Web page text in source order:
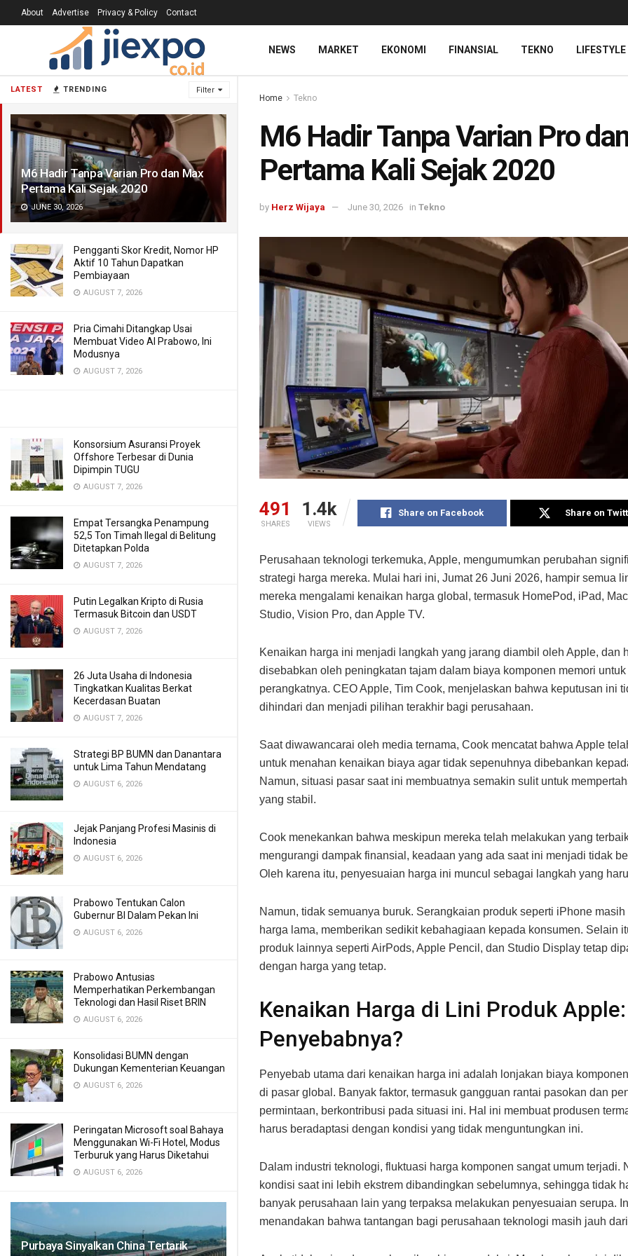
LATEST TRENDING Filter
M6 Hadir Tanpa Varian Pro dan Max
Pertama Kali Sejak 2020
JUNE 30, 2026
Pengganti Skor Kredit, Nomor HP
Aktif 10 Tahun Dapatkan
Pembiayaan
AUGUST 7, 2026
Pria Cimahi Ditangkap Usai
Membuat Video AI Prabowo, Ini
Modusnya
AUGUST 7, 2026
Konsorsium Asuransi Proyek
Offshore Terbesar di Dunia
Dipimpin TUGU
AUGUST 7, 2026
Empat Tersangka Penampung
52,5 Ton Timah Ilegal di Belitung
Ditetapkan Polda
AUGUST 7, 2026
Putin Legalkan Kripto di Rusia
Termasuk Bitcoin dan USDT
AUGUST 7, 2026
26 Juta Usaha di Indonesia
Tingkatkan Kualitas Berkat
Kecerdasan Buatan
AUGUST 7, 2026
Strategi BP BUMN dan Danantara
untuk Lima Tahun Mendatang
AUGUST 6, 2026
Jejak Panjang Profesi Masinis di
Indonesia
AUGUST 6, 2026
Prabowo Tentukan Calon
Gubernur BI Dalam Pekan Ini
AUGUST 6, 2026
Prabowo Antusias
Memperhatikan Perkembangan
Teknologi dan Hasil Riset BRIN
AUGUST 6, 2026
Konsolidasi BUMN dengan
Dukungan Kementerian Keuangan
AUGUST 6, 2026
Peringatan Microsoft soal Bahaya
Menggunakan Wi-Fi Hotel, Modus
Terburuk yang Harus Diketahui
AUGUST 6, 2026
Purbaya Sinyalkan China Tertarik
About Advertise Privacy & Policy Contact
NEWS MARKET EKONOMI FINANSIAL TEKNO LIFESTYLE
Home Tekno
M6 Hadir Tanpa Varian Pro
Pertama Kali Sejak 2020
by Herz Wijaya June 30, 2026 in Tekno
491
SHARES
1.4k
VIEWS
Share on Facebook Share on
Perusahaan teknologi terkemuka, Apple, mengumumkan perubahan
strategi harga mereka. Mulai hari ini, Jumat 26 Juni 2026, hampir semua
mereka mengalami kenaikan harga global, termasuk HomePod, iPad,
Studio, Vision Pro, dan Apple TV.
Kenaikan harga ini menjadi langkah yang jarang diambil oleh Apple, dan
disebabkan oleh peningkatan tajam dalam biaya komponen memori
perangkatnya. CEO Apple, Tim Cook, menjelaskan bahwa keputusan ini
dihindari dan menjadi pilihan terakhir bagi perusahaan.
Saat diwawancarai oleh media ternama, Cook mencatat bahwa Apple
untuk menahan kenaikan biaya agar tidak sepenuhnya dibebankan
Namun, situasi pasar saat ini membuatnya semakin sulit untuk
yang stabil.
Cook menekankan bahwa meskipun mereka telah melakukan yang
mengurangi dampak finansial, keadaan yang ada saat ini menjadi tidak
Oleh karena itu, penyesuaian harga ini muncul sebagai langkah yang
Namun, tidak semuanya buruk. Serangkaian produk seperti iPhone
harga lama, memberikan sedikit kebahagiaan kepada konsumen. Selain
produk lainnya seperti AirPods, Apple Pencil, dan Studio Display tetap
dengan harga yang tetap.
Kenaikan Harga di Lini Produk
Penyebabnya?
Penyebab utama dari kenaikan harga ini adalah lonjakan biaya
di pasar global. Banyak faktor, termasuk gangguan rantai pasokan dan
permintaan, berkontribusi pada situasi ini. Hal ini membuat produsen
harus beradaptasi dengan kondisi yang tidak menguntungkan ini.
Dalam industri teknologi, fluktuasi harga komponen sangat umum terjadi.
kondisi saat ini lebih ekstrem dibandingkan sebelumnya, sehingga tidak
banyak perusahaan lain yang terpaksa melakukan penyesuaian serupa.
menandakan bahwa tantangan bagi perusahaan teknologi masih jauh